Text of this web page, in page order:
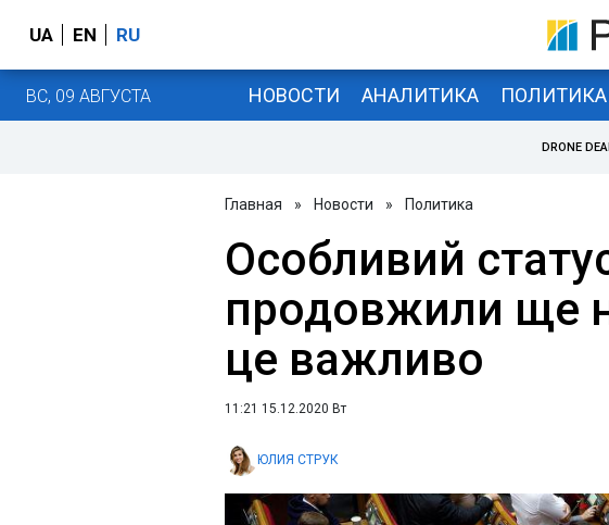
UA EN RU
ВС, 09 АВГУСТА НОВОСТИ АНАЛИТИКА ПОЛИТИКА
DRONE
Главная » Новости » Политика
Особливий
продовжили ще
це важливо
11:21 15.12.2020 Вт
ЮЛИЯ СТРУК